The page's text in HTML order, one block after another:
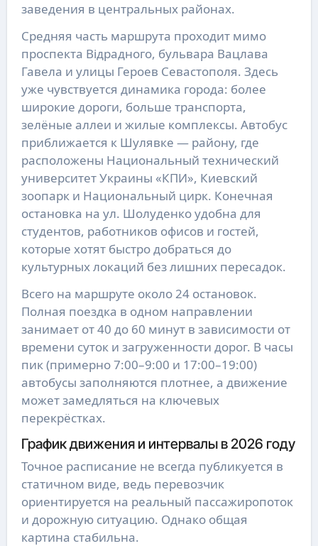
заведения в центральных районах.
Средняя часть маршрута проходит мимо
проспекта Відрадного, бульвара Вацлава
Гавела и улицы Героев Севастополя. Здесь
уже чувствуется динамика города: более
широкие дороги, больше транспорта,
зелёные аллеи и жилые комплексы. Автобус
приближается к Шулявке — району, где
расположены Национальный технический
университет Украины «КПИ», Киевский
зоопарк и Национальный цирк. Конечная
остановка на ул. Шолуденко удобна для
студентов, работников офисов и гостей,
которые хотят быстро добраться до
культурных локаций без лишних пересадок.
Всего на маршруте около 24 остановок.
Полная поездка в одном направлении
занимает от 40 до 60 минут в зависимости от
времени суток и загруженности дорог. В часы
пик (примерно 7:00–9:00 и 17:00–19:00)
автобусы заполняются плотнее, а движение
может замедляться на ключевых
перекрёстках.
График движения и интервалы в 2026 году
Точное расписание не всегда публикуется в
статичном виде, ведь перевозчик
ориентируется на реальный пассажиропоток
и дорожную ситуацию. Однако общая
картина стабильна.